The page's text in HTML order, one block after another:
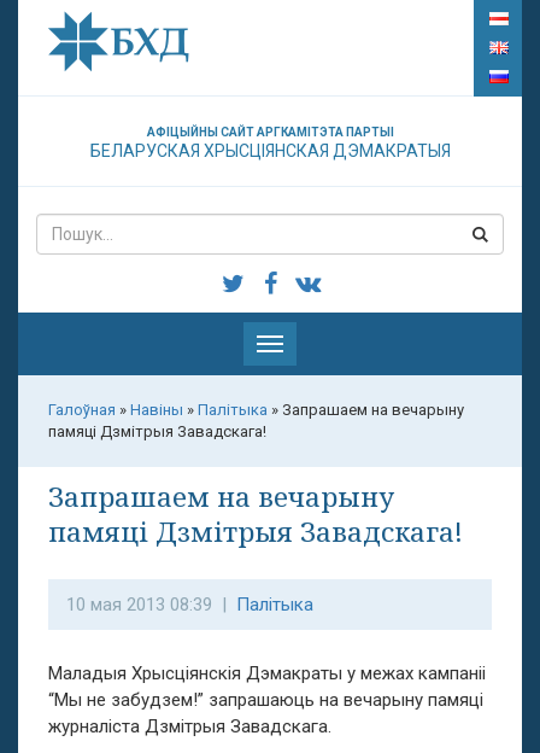
АФІЦЫЙНЫ САЙТ АРГКАМІТЭТА ПАРТЫІ
БЕЛАРУСКАЯ ХРЫСЦІЯНСКАЯ ДЭМАКРАТЫЯ
Паказаць
меню
Галоўная » Навіны » Палітыка » Запрашаем на вечарыну
памяці Дзмітрыя Завадскага!
Запрашаем на вечарыну
памяці Дзмітрыя Завадскага!
10 мая 2013 08:39 | Палітыка
Маладыя Хрысціянскія Дэмакраты у межах кампаніі
“Мы не забудзем!” запрашаюць на вечарыну памяці
журналіста Дзмітрыя Завадскага.